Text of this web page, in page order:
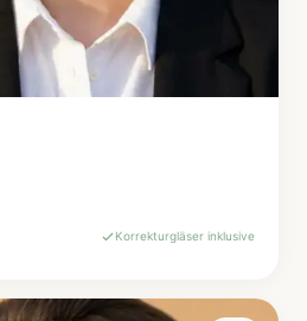
Korrekturgläser inklusive